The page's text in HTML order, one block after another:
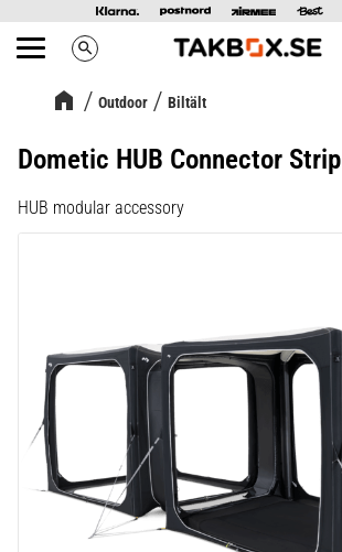
Meny search
Outdoor Biltält
Dometic HUB Connector Strip
HUB modular accessory